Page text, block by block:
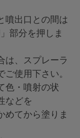
噴出口との間は
部分を押しま
は、スプレーラ
使用下さい。
色・噴射の状
などを
てから塗りま